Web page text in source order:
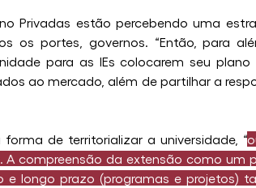
Privadas estão percebendo uma
os portes, governos. “Então, para
para as IEs colocarem seu
ao mercado, além de partilhar a
de territorializar a universidade, “
A compreensão da extensão como um
e longo prazo (programas e projetos)